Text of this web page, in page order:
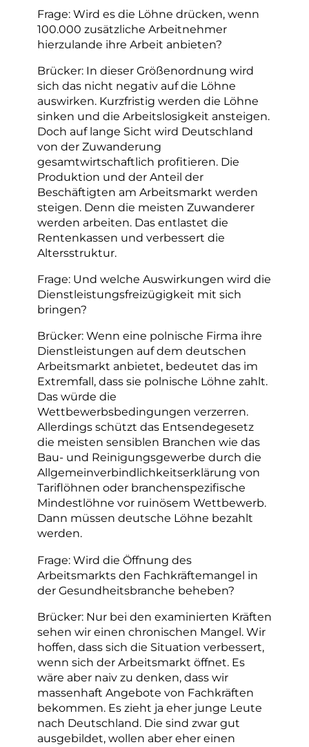
Frage: Wird es die Löhne drücken, wenn
100.000 zusätzliche Arbeitnehmer
hierzulande ihre Arbeit anbieten?
Brücker: In dieser Größenordnung wird
sich das nicht negativ auf die Löhne
auswirken. Kurzfristig werden die Löhne
sinken und die Arbeitslosigkeit ansteigen.
Doch auf lange Sicht wird Deutschland
von der Zuwanderung
gesamtwirtschaftlich profitieren. Die
Produktion und der Anteil der
Beschäftigten am Arbeitsmarkt werden
steigen. Denn die meisten Zuwanderer
werden arbeiten. Das entlastet die
Rentenkassen und verbessert die
Altersstruktur.
Frage: Und welche Auswirkungen wird die
Dienstleistungsfreizügigkeit mit sich
bringen?
Brücker: Wenn eine polnische Firma ihre
Dienstleistungen auf dem deutschen
Arbeitsmarkt anbietet, bedeutet das im
Extremfall, dass sie polnische Löhne zahlt.
Das würde die
Wettbewerbsbedingungen verzerren.
Allerdings schützt das Entsendegesetz
die meisten sensiblen Branchen wie das
Bau- und Reinigungsgewerbe durch die
Allgemeinverbindlichkeitserklärung von
Tariflöhnen oder branchenspezifische
Mindestlöhne vor ruinösem Wettbewerb.
Dann müssen deutsche Löhne bezahlt
werden.
Frage: Wird die Öffnung des
Arbeitsmarkts den Fachkräftemangel in
der Gesundheitsbranche beheben?
Brücker: Nur bei den examinierten Kräften
sehen wir einen chronischen Mangel. Wir
hoffen, dass sich die Situation verbessert,
wenn sich der Arbeitsmarkt öffnet. Es
wäre aber naiv zu denken, dass wir
massenhaft Angebote von Fachkräften
bekommen. Es zieht ja eher junge Leute
nach Deutschland. Die sind zwar gut
ausgebildet, wollen aber eher einen